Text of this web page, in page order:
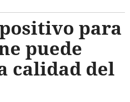
para
puede
calidad del